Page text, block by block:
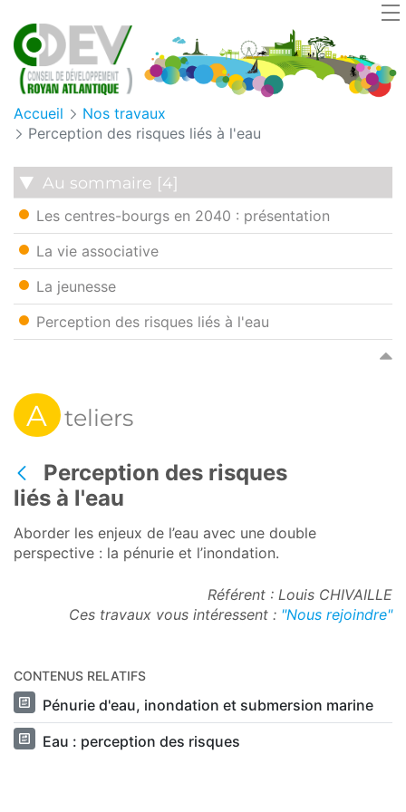
Accueil
Nos travaux
Perception des risques liés à l'eau
Au sommaire [4]
Les centres-bourgs en 2040 : présentation
La vie associative
La jeunesse
Perception des risques liés à l'eau
A teliers
Retour
Perception des risques
liés à l'eau
Aborder les enjeux de l’eau avec une double
perspective : la pénurie et l’inondation.
Référent : Louis CHIVAILLE
Ces travaux vous intéressent : "Nous rejoindre"
CONTENUS RELATIFS
Pénurie d'eau, inondation et submersion marine
Eau : perception des risques